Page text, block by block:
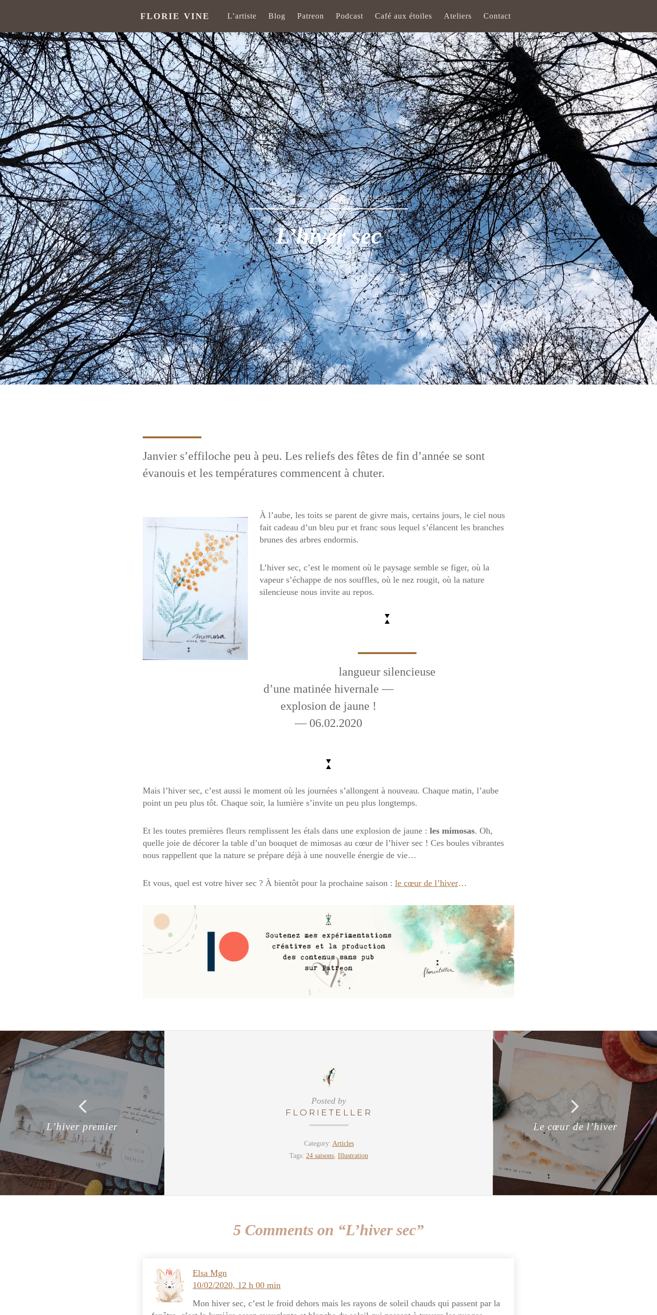
FLORIE VINE L’artiste Blog Patreon Podcast Café aux étoiles Ateliers Contact
POSTED ON06/02/2020BYFLORIETELLER
L’hiver sec
Janvier s’effiloche peu à peu. Les reliefs des fêtes de fin d’année se sont
évanouis et les températures commencent à chuter.
À l’aube, les toits se parent de givre mais, certains jours, le ciel nous
fait cadeau d’un bleu pur et franc sous lequel s’élancent les branches
brunes des arbres endormis.
L’hiver sec, c’est le moment où le paysage semble se figer, où la
vapeur s’échappe de nos souffles, où le nez rougit, où la nature
silencieuse nous invite au repos.
langueur silencieuse
d’une matinée hivernale —
explosion de jaune !
— 06.02.2020
Mais l’hiver sec, c’est aussi le moment où les journées s’allongent à nouveau. Chaque matin, l’aube
point un peu plus tôt. Chaque soir, la lumière s’invite un peu plus longtemps.
Et les toutes premières fleurs remplissent les étals dans une explosion de jaune : les mimosas. Oh,
quelle joie de décorer la table d’un bouquet de mimosas au cœur de l’hiver sec ! Ces boules vibrantes
nous rappellent que la nature se prépare déjà à une nouvelle énergie de vie…
Et vous, quel est votre hiver sec ? À bientôt pour la prochaine saison : le cœur de l’hiver…
L’hiver premier
Posted by
FLORIETELLER
Category: Articles
Tags: 24 saisons Illustration
Le cœur de l’hiver
5 Comments on “L’hiver sec”
Elsa Mgn
10/02/2020, 12 h 00 min
Mon hiver sec, c’est le froid dehors mais les rayons de soleil chauds qui passent par la